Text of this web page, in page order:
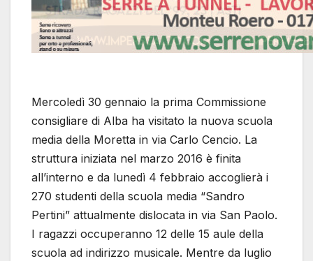
Mercoledì 30 gennaio la prima Commissione
consigliare di Alba ha visitato la nuova scuola
media della Moretta in via Carlo Cencio. La
struttura iniziata nel marzo 2016 è finita
all’interno e da lunedì 4 febbraio accoglierà i
270 studenti della scuola media “Sandro
Pertini” attualmente dislocata in via San Paolo.
I ragazzi occuperanno 12 delle 15 aule della
scuola ad indirizzo musicale. Mentre da luglio